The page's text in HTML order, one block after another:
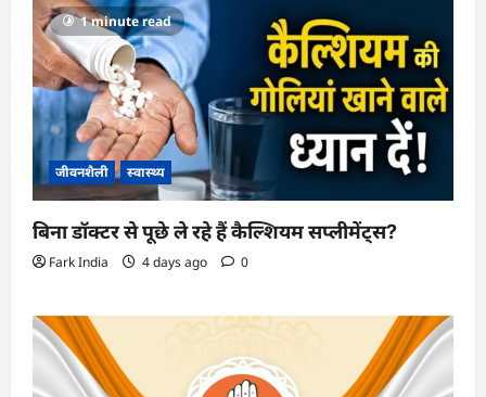
1 minute read
जीवनशैली स्वास्थ्य
बिना डॉक्टर से पूछे ले रहे हैं कैल्शियम सप्लीमेंट्स?
Fark India 4 days ago 0